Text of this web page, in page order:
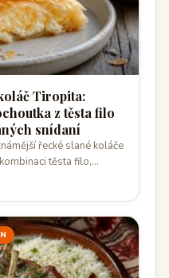
Tiropita:
z těsta filo
snídaní
řecké slané koláče
těsta filo,…